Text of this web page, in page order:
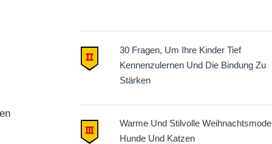
30 Fragen, Um Ihre Kinder Tief
Kennenzulernen Und Die Bindung Zu
Stärken
Warme Und Stilvolle
Hunde Und Katzen